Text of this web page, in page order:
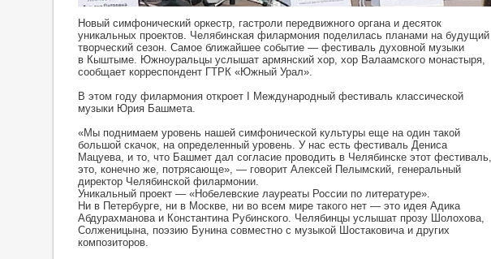
Новый симфонический оркестр, гастроли передвижного органа и десяток
уникальных проектов. Челябинская филармония поделилась планами на будущий
творческий сезон. Самое ближайшее событие — фестиваль духовной музыки
в Кыштыме. Южноуральцы услышат армянский хор, хор Валаамского монастыря,
сообщает корреспондент ГТРК «Южный Урал».
В этом году филармония откроет I Международный фестиваль классической
музыки Юрия Башмета.
«Мы поднимаем уровень нашей симфонической культуры еще на один такой
большой скачок, на определенный уровень. У нас есть фестиваль Дениса
Мацуева, и то, что Башмет дал согласие проводить в Челябинске этот фестиваль,
это, конечно же, потрясающе», — говорит Алексей Пелымский, генеральный
директор Челябинской филармонии.
Уникальный проект — «Нобелевские лауреаты России по литературе».
Ни в Петербурге, ни в Москве, ни во всем мире такого нет — это идея Адика
Абдурахманова и Константина Рубинского. Челябинцы услышат прозу Шолохова,
Солженицына, поэзию Бунина совместно с музыкой Шостаковича и других
композиторов.